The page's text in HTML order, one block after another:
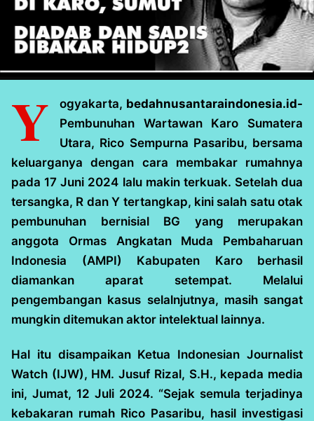
Y ogyakarta, bedahnusantaraindonesia.id-
Pembunuhan Wartawan Karo Sumatera
Utara, Rico Sempurna Pasaribu, bersama
keluarganya dengan cara membakar rumahnya
pada 17 Juni 2024 lalu makin terkuak. Setelah dua
tersangka, R dan Y tertangkap, kini salah satu otak
pembunuhan bernisial BG yang merupakan
anggota Ormas Angkatan Muda Pembaharuan
Indonesia (AMPI) Kabupaten Karo berhasil
diamankan aparat setempat. Melalui
pengembangan kasus selalnjutnya, masih sangat
mungkin ditemukan aktor intelektual lainnya.
Hal itu disampaikan Ketua Indonesian Journalist
Watch (IJW), HM. Jusuf Rizal, S.H., kepada media
ini, Jumat, 12 Juli 2024. “Sejak semula terjadinya
kebakaran rumah Rico Pasaribu, hasil investigasi